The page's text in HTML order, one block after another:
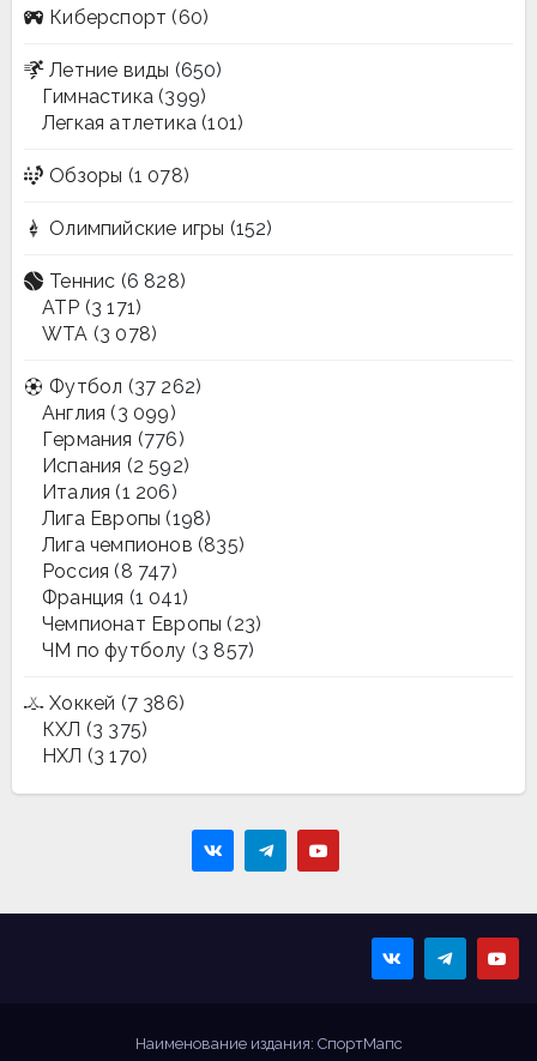
Киберспорт (60)
Летние виды (650)
Гимнастика (399)
Легкая атлетика (101)
Обзоры (1 078)
Олимпийские игры (152)
Теннис (6 828)
ATP (3 171)
WTA (3 078)
Футбол (37 262)
Англия (3 099)
Германия (776)
Испания (2 592)
Италия (1 206)
Лига Европы (198)
Лига чемпионов (835)
Россия (8 747)
Франция (1 041)
Чемпионат Европы (23)
ЧМ по футболу (3 857)
Хоккей (7 386)
КХЛ (3 375)
НХЛ (3 170)
Наименование издания: СпортМапс